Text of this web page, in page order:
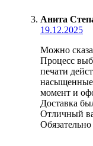
Анита
19.12.2025
Можно
Процесс
печати
насыщенные.
момент и
Доставка
Отличный